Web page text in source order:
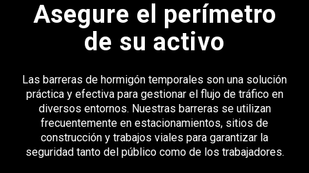
Asegure el perímetro
de su activo
Las barreras de hormigón temporales son una solución
práctica y efectiva para gestionar el flujo de tráfico en
diversos entornos. Nuestras barreras se utilizan
frecuentemente en estacionamientos, sitios de
construcción y trabajos viales para garantizar la
seguridad tanto del público como de los trabajadores.